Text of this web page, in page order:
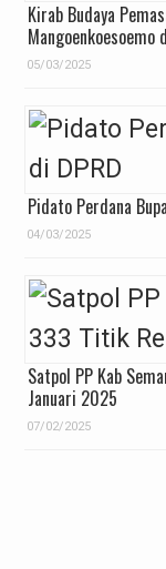
Kirab Budaya
Mangoenkoesoemo
05/03/2025
Pidato Perdana
04/03/2025
Satpol PP Kab
Januari 2025
07/02/2025